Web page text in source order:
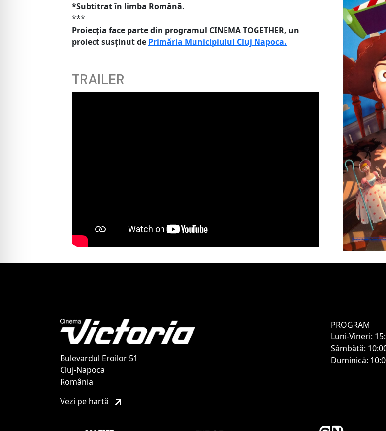
*Subtitrat în limba Română.
***
Proiecția face parte din programul CINEMA TOGETHER, un
proiect susținut de Primăria Municipiului Cluj Napoca.
TRAILER
Bulevardul Eroilor 51
Cluj-Napoca
România
Vezi pe hartă
PROGRAM
Luni-Vineri:
Sâmbătă:
Duminică: